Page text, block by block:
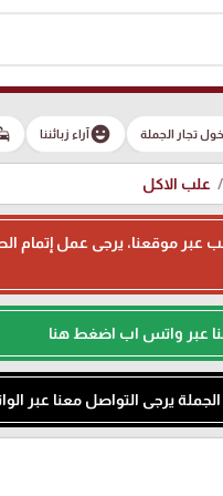
تجار الجملة emoji_emotionsآراء زبائننا
علب الاكل
طلب عبر موقعنا، يرجى عمل
عبر واتس اب اضغط هنا
الجملة يرجى التواصل معنا